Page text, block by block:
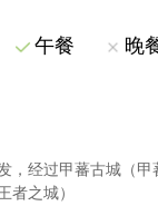
午餐 晚
，经过甲蕃古城（甲
者之城）